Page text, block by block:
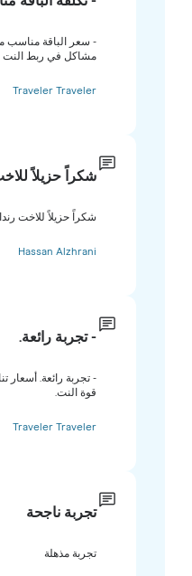
- سعر الباقة مناسب مقارنة
مشاكل في ربط النت في
Traveler Traveler
شكراً حزيلاً للاخت
شكراً حزيلاً للاخت رندا ع
Hassan Alzhrani
- تجربة رائعة.
- تجربة رائعة. أسعار تنافسية.
قوة النت.
Traveler Traveler
تجربة ناجحة
تجربة مذهلة